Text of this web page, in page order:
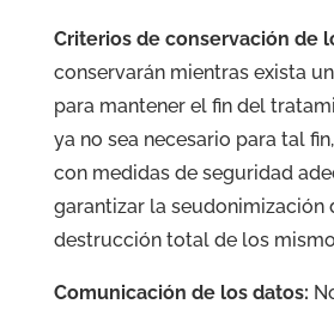
Criterios de conservación de
conservarán mientras exista
para mantener el fin del
ya no sea necesario para tal
con medidas de seguridad
garantizar la seudonimización
destrucción total de los
Comunicación de los datos: